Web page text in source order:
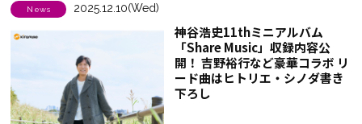
News 2025.12.10(Wed)
神谷浩史11thミニアルバム
「Share Music」収録内容公
開！ 吉野裕行など豪華コラボ リ
ード曲はヒトリエ・シノダ書き
下ろし